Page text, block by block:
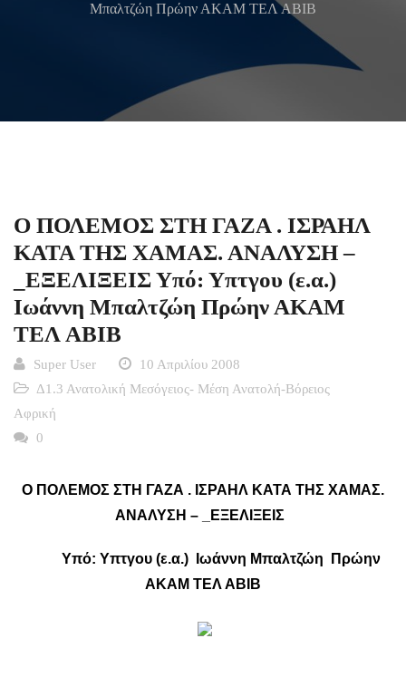
Μπαλτζώη Πρώην ΑΚΑΜ ΤΕΛ ΑΒΙΒ
Ο ΠΟΛΕΜΟΣ ΣΤΗ ΓΑΖΑ . ΙΣΡΑΗΛ
ΚΑΤΑ ΤΗΣ ΧΑΜΑΣ. ΑΝΑΛΥΣΗ –
_ΕΞΕΛΙΞΕΙΣ Υπό: Υπτγου (ε.α.)
Ιωάννη Μπαλτζώη Πρώην ΑΚΑΜ
ΤΕΛ ΑΒΙΒ
Super User
10 Απριλίου 2008
Δ1.3 Ανατολική Μεσόγειος- Μέση Ανατολή-Βόρειος
Αφρική
0
Ο ΠΟΛΕΜΟΣ ΣΤΗ ΓΑΖΑ . ΙΣΡΑΗΛ ΚΑΤΑ ΤΗΣ ΧΑΜΑΣ.
ΑΝΑΛΥΣΗ – _ΕΞΕΛΙΞΕΙΣ
Υπό: Υπτγου (ε.α.) Ιωάννη Μπαλτζώη Πρώην
ΑΚΑΜ ΤΕΛ ΑΒΙΒ